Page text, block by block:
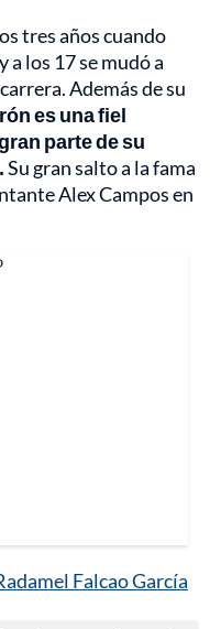
tres años cuando
a los 17 se mudó a
Además de su
es una fiel
parte de su
Su gran salto a la fama
Alex Campos en
Falcao García